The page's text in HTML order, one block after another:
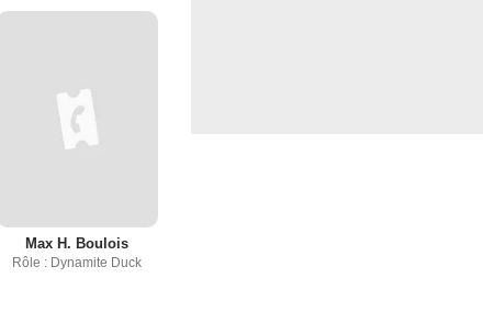
Max H. Boulois
Rôle : Dynamite Duck